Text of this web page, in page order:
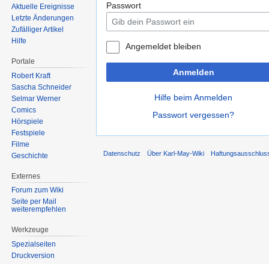
Passwort
Angemeldet bleiben
Anmelden
Hilfe beim Anmelden
Passwort vergessen?
Aktuelle Ereignisse
Letzte Änderungen
Zufälliger Artikel
Hilfe
Portale
Robert Kraft
Sascha Schneider
Selmar Werner
Comics
Hörspiele
Festspiele
Filme
Geschichte
Externes
Forum zum Wiki
Seite per Mail
weiterempfehlen
Werkzeuge
Spezialseiten
Druckversion
Datenschutz Über Karl-May-Wiki